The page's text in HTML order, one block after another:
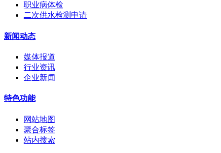
职业病体检
二次供水检测申请
新闻动态
媒体报道
行业资讯
企业新闻
特色功能
网站地图
聚合标签
站内搜索